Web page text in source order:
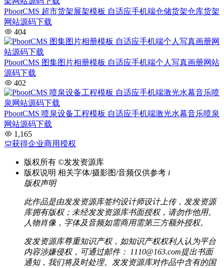
PbootCMS 超市货架展架模板 自适应手机端仓储货架仓库货架
网站源码下载
404
PbootCMS 图集图片相册模板 自适应手机端个人写真画册网站
源码下载
402
PbootCMS 喷泉设备工程模板 自适应手机端激光水幕音乐喷泉
网站源码下载
1,165
获得企业商用授权
版权所有 ©发发资源库
版权说明 相关字体/摄影图/音频仅供参考 i
版权声明
此作品是由发发资源库签约设计师设计上传，发发资源
库拥有版权；未经发发资源库书面授权，请勿作他用。
人物肖像，字体及音频如需商用需第三方额外授权。
发发资源库尊重知识产权，如知识产权权利人认为平台
内容涉嫌侵权，可通过邮件： 1110@163.com提出书面
通知，我们将及时处理。发发资源库对作品中含有的国